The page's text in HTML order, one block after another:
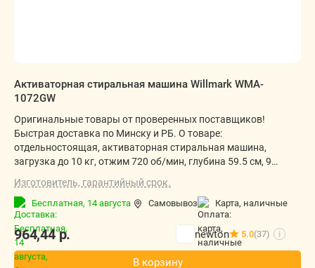
Активаторная стиральная машина Willmark WMA-
1072GW
Оригинальные товары от проверенных поставщиков!
Быстрая доставка по Минску и РБ. О товаре:
отдельностоящая, активаторная стиральная машина,
загрузка до 10 кг, отжим 720 об/мин, глубина 59.5 см, 9
Изготовитель, гарантийный срок.
Бесплатная, 14 августа Самовывоз карта, наличные
964,44р. newton 5.0(37) i
В корзину